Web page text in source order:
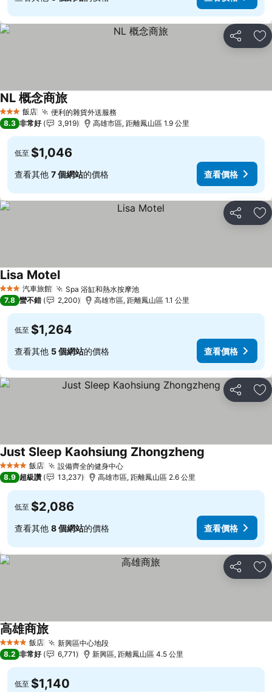
分享 加
3 星級 飯店 便利的雜貨外送服務
NL 概念商旅查看價格
8.3 非常好 3,919 高雄市區, 距離鳳山區 1.9 公里
低至 $1,046
查看其他 7 個網站的價格 查看價格
分享 加
3 星級 汽車旅館 Spa 浴缸和熱水按摩池查看價格
Lisa Motel查看價格
7.8 蠻不錯 2,200 高雄市區, 距離鳳山區 1.1 公里
低至 $1,264
查看其他 5 個網站的價格 查看價格
分享 加
4 星級 飯店 設備齊全的健身中心查看價格
Just Sleep Kaohsiung Zhongzheng
8.9 超級讚 13,237 高雄市區, 距離鳳山區 2.6 公里
低至 $2,086
查看其他 8 個網站的價格 查看價格
分享 加
4 星級 飯店 新興區中心地段查看價格
高雄商旅查看價格
8.2 非常好 6,771 新興區, 距離鳳山區 4.5 公里
低至 $1,140